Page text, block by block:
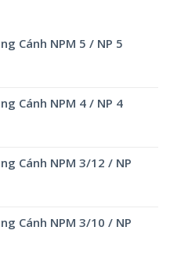
Cánh NPM 5 / NP 5
Cánh NPM 4 / NP 4
Cánh NPM 3/12 / NP
Cánh NPM 3/10 / NP